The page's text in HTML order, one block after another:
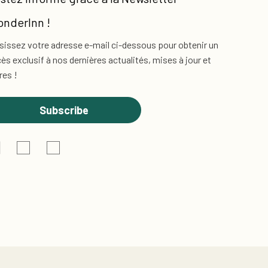
!
votre adresse e-mail ci-dessous pour obtenir un
exclusif à nos dernières actualités, mises à jour et
!
Subscribe